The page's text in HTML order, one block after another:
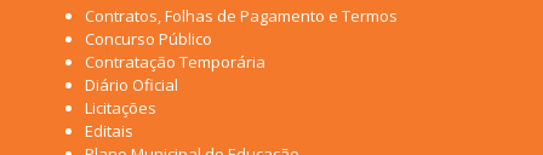
Contratos, Folhas de Pagamento e Termos
Concurso Público
Contratação Temporária
Diário Oficial
Licitações
Editais